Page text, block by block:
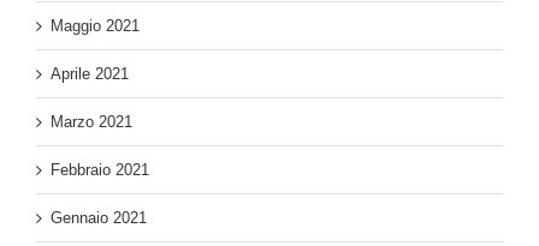
Maggio 2021
Aprile 2021
Marzo 2021
Febbraio 2021
Gennaio 2021